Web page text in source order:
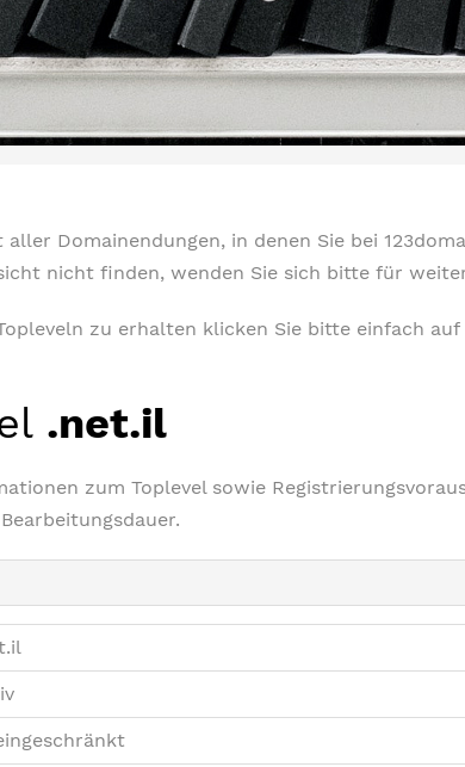
Domainendungen, in denen Sie bei
nicht finden, wenden Sie sich bitte für
zu erhalten klicken Sie bitte einfach auf
.net.il
zum Toplevel sowie